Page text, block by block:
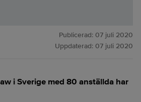
Publicerad: 07 juli 2020
Uppdaterad: 07 juli 2020
i Sverige med 80 anställda har